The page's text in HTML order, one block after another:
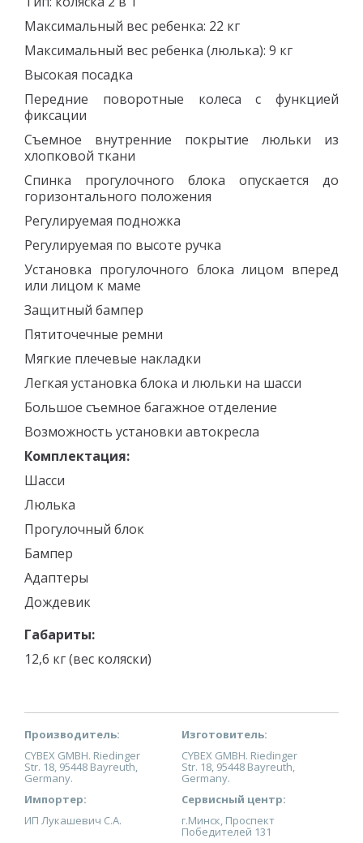
Максимальный вес ребенка: 22 кг
Максимальный вес ребенка (люлька): 9 кг
Высокая посадка
Передние поворотные колеса с функцией
фиксации
Съемное внутренние покрытие люльки из
хлопковой ткани
Спинка прогулочного блока опускается до
горизонтального положения
Регулируемая подножка
Регулируемая по высоте ручка
Установка прогулочного блока лицом вперед
или лицом к маме
Защитный бампер
Пятиточечные ремни
Мягкие плечевые накладки
Легкая установка блока и люльки на шасси
Большое съемное багажное отделение
Возможность установки автокресла
Комплектация:
Шасси
Люлька
Прогулочный блок
Бампер
Адаптеры
Дождевик
Габариты:
12,6 кг (вес коляски)
Производитель:
CYBEX GMBH. Riedinger
Str. 18, 95448 Bayreuth,
Germany.
Изготовитель:
CYBEX GMBH. Riedinger
Str. 18, 95448 Bayreuth,
Germany.
Импортер:
ИП Лукашевич С.А.
Сервисный центр:
г.Минск, Проспект
Победителей 131